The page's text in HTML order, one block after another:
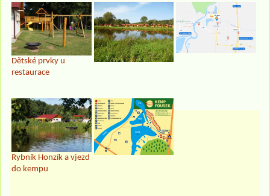
Dětské prvky u
restaurace
Rybník Honzík a vjezd
do kempu